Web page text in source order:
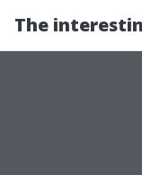
The